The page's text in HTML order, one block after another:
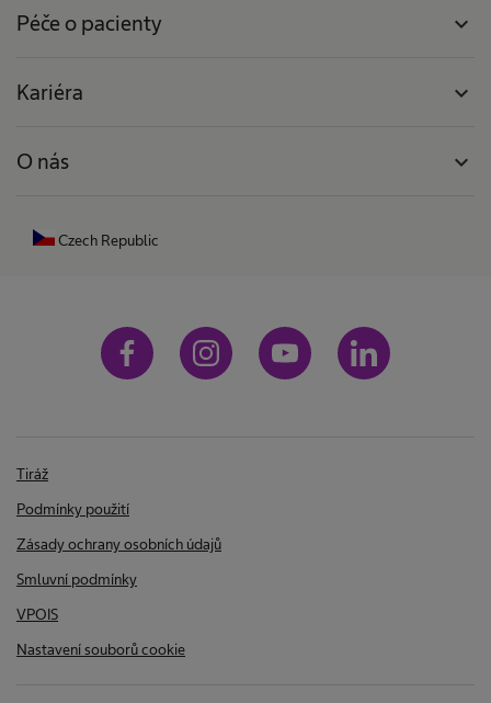
Péče o pacienty expand_more
Kariéra expand_more
O nás expand_more
Czech Republic
Tiráž
Podmínky použití
Zásady ochrany osobních údajů
Smluvní podmínky
VPOIS
Nastavení souborů cookie